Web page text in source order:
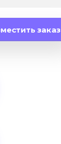
заказ